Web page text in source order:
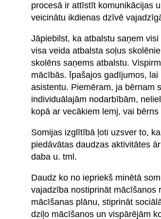
procesā ir attīstīt komunikācijas
veicinātu ikdienas dzīvē
Jāpiebilst, ka atbalstu saņem
visa veida atbalsta soļus
skolēns saņems atbalstu.
mācībās. Īpašajos gadījumos,
asistentu. Piemēram, ja bērnam
individuālajām nodarbībām,
kopā ar vecākiem lemj, vai
Somijas izglītībā ļoti uzsver to,
piedāvātas daudzas aktivitātes
daba u. tml.
Daudz ko no iepriekš minētā
vajadzība nostiprināt mācīšanos
mācīšanas plānu, stiprināt
dziļo mācīšanos un vispārējām